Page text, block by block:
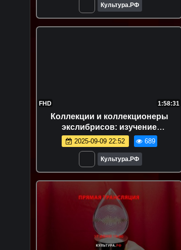
Культура.РФ
FHD 1:58:31
Коллекции и коллекционеры
экслибрисов: изучение
и популяризация в библиотеках
2025-09-09 22:52 689
Культура.РФ